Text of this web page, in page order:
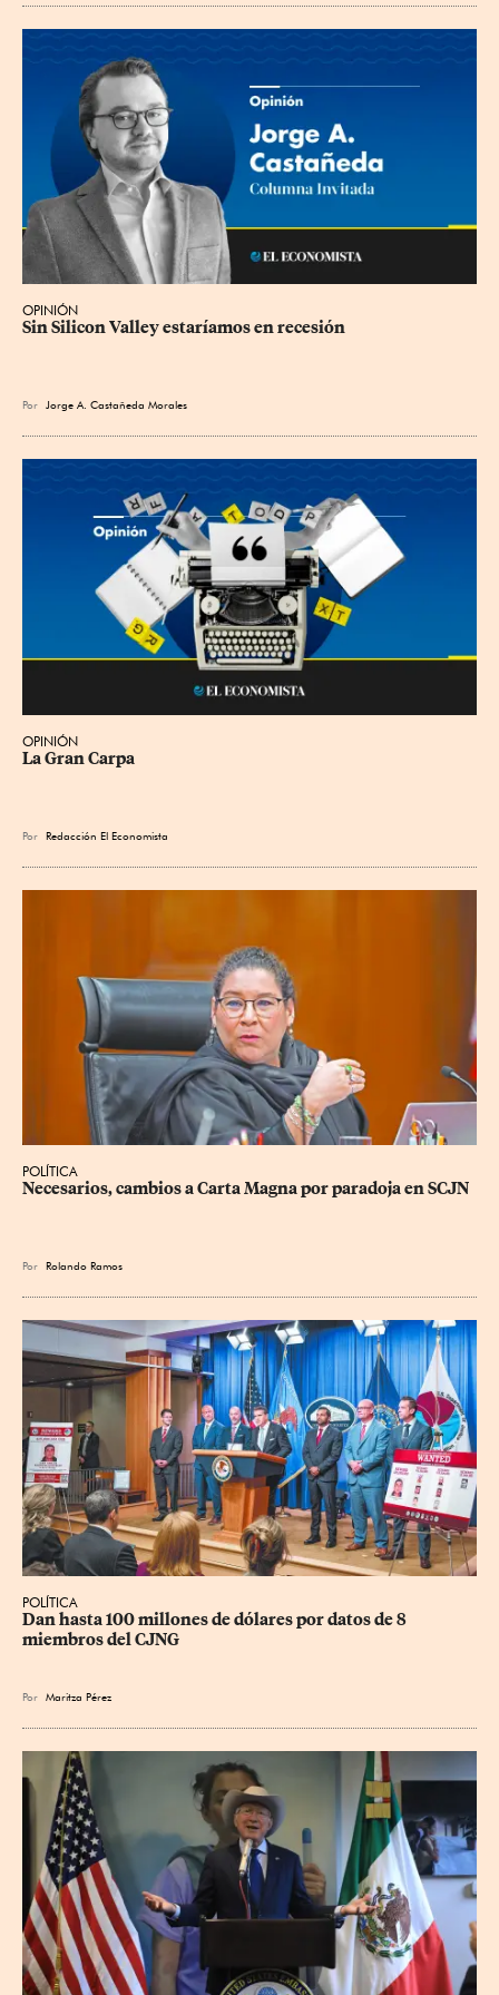
OPINIÓN
Sin Silicon Valley estaríamos en recesión
Por Jorge A. Castañeda Morales
OPINIÓN
La Gran Carpa
Por Redacción El Economista
POLÍTICA
Necesarios, cambios a Carta Magna por paradoja en SCJN
Por Rolando Ramos
POLÍTICA
Dan hasta 100 millones de dólares por datos de 8
miembros del CJNG
Por Maritza Pérez